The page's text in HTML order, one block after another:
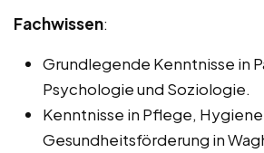
Fachwissen:
Grundlegende Kenntnisse in
Psychologie und Soziologie.
Kenntnisse in Pflege,
Gesundheitsförderung in